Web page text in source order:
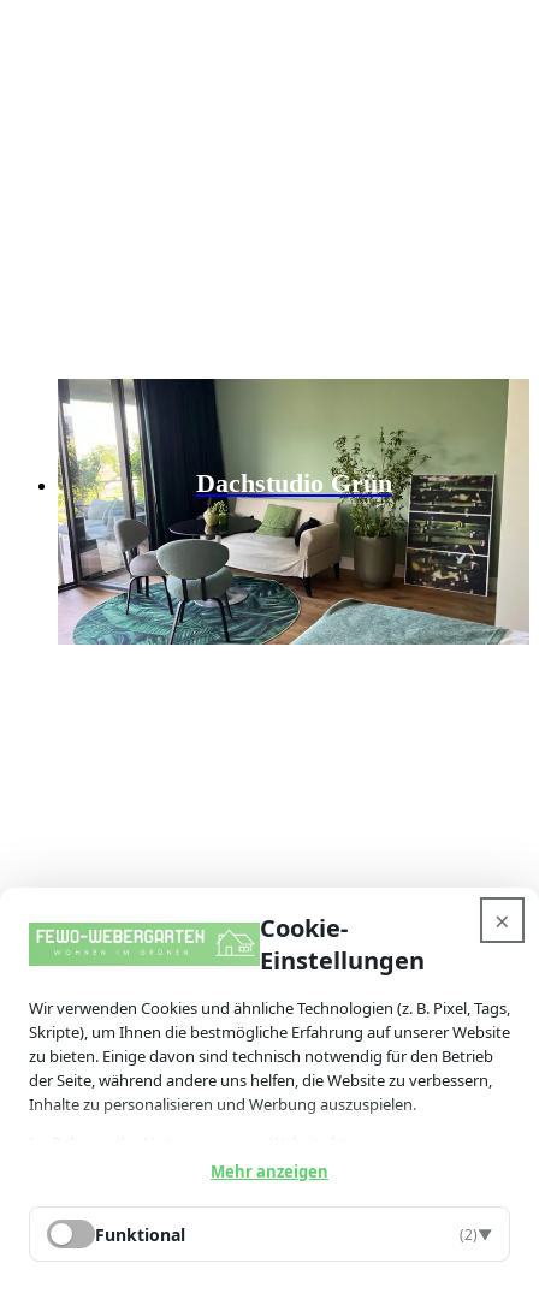
Dachstudio Grün
Cookie-
Einstellungen
×
Wir verwenden Cookies und ähnliche Technologien (z. B. Pixel, Tags,
Skripte), um Ihnen die bestmögliche Erfahrung auf unserer Website
zu bieten. Einige davon sind technisch notwendig für den Betrieb
der Seite, während andere uns helfen, die Website zu verbessern,
Inhalte zu personalisieren und Werbung auszuspielen.
personenbezogene Daten (z. B. IP-Adresse, Geräteinformationen,
diesen verarbeitet werden — auch in Ländern außerhalb der
EU/des EWR (z. B. USA), in denen kein gleichwertiges
Datenschutzniveau gewährleistet ist (Art. 49 Abs. 1 lit. a DSGVO).
Mehr anzeigen
Funktional (2)▼